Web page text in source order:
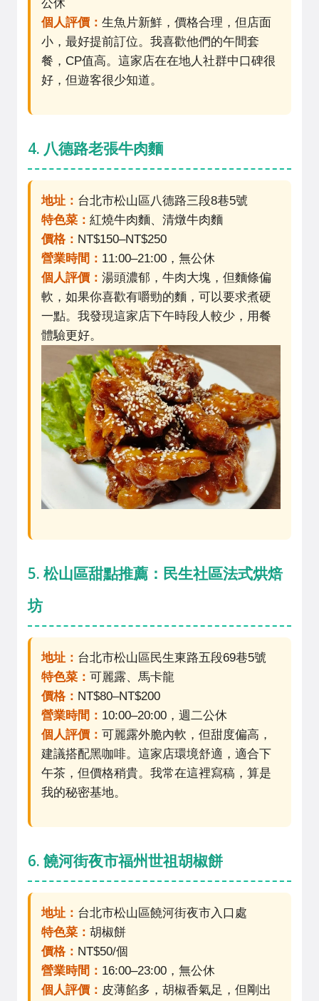
公休
個人評價： 生魚片新鮮，價格合理，但店面
小，最好提前訂位。我喜歡他們的午間套
餐，CP值高。這家店在在地人社群中口碑很
好，但遊客很少知道。
4. 八德路老張牛肉麵
地址： 台北市松山區八德路三段8巷5號
特色菜： 紅燒牛肉麵、清燉牛肉麵
價格： NT$150–NT$250
營業時間： 11:00–21:00，無公休
個人評價： 湯頭濃郁，牛肉大塊，但麵條偏
軟，如果你喜歡有嚼勁的麵，可以要求煮硬
一點。我發現這家店下午時段人較少，用餐
體驗更好。
5. 松山區甜點推薦：民生社區法式烘焙
坊
地址： 台北市松山區民生東路五段69巷5號
特色菜： 可麗露、馬卡龍
價格： NT$80–NT$200
營業時間： 10:00–20:00，週二公休
個人評價： 可麗露外脆內軟，但甜度偏高，
建議搭配黑咖啡。這家店環境舒適，適合下
午茶，但價格稍貴。我常在這裡寫稿，算是
我的秘密基地。
6. 饒河街夜市福州世祖胡椒餅
地址： 台北市松山區饒河街夜市入口處
特色菜： 胡椒餅
價格： NT$50/個
營業時間： 16:00–23:00，無公休
個人評價： 皮薄餡多，胡椒香氣足，但剛出